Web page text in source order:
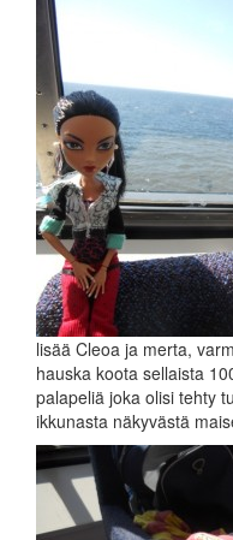
lisää Cleoa ja merta,
hauska koota sellaista
palapeliä joka olisi tehty
ikkunasta näkyvästä